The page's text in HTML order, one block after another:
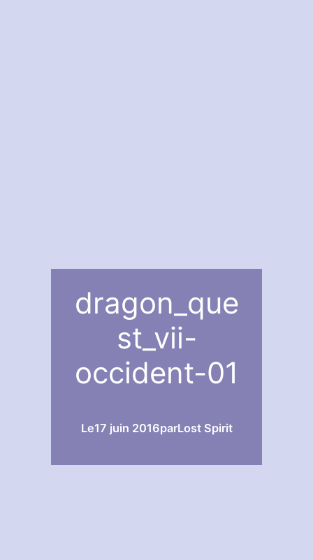
dragon_que
st_vii-
occident-01
Le17 juin 2016parLost Spirit